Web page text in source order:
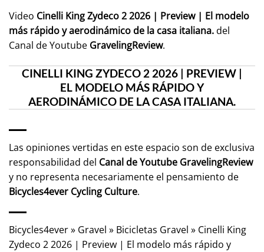
Video Cinelli King Zydeco 2 2026 | Preview | El modelo
más rápido y aerodinámico de la casa italiana.del
Canal de Youtube GravelingReview.
CINELLI KING ZYDECO 2 2026 | PREVIEW |
EL MODELO MÁS RÁPIDO Y
AERODINÁMICO DE LA CASA ITALIANA.
Las opiniones vertidas en este espacio son de exclusiva
responsabilidad del Canal de Youtube GravelingReview
y no representa necesariamente el pensamiento de
Bicycles4ever Cycling Culture.
Bicycles4ever» Gravel » Bicicletas Gravel » Cinelli King
Zydeco 2 2026 | Preview | El modelo más rápido y